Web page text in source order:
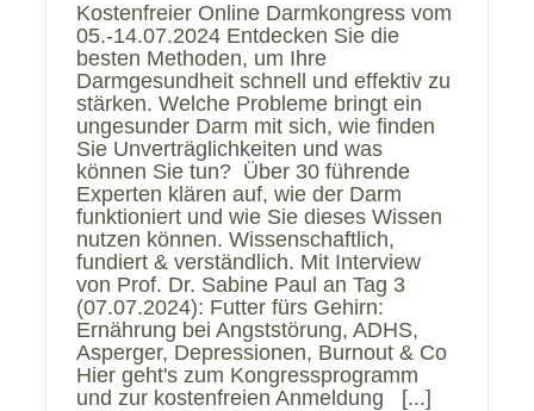
Kostenfreier Online Darmkongress vom
05.-14.07.2024 Entdecken Sie die
besten Methoden, um Ihre
Darmgesundheit schnell und effektiv zu
stärken. Welche Probleme bringt ein
ungesunder Darm mit sich, wie finden
Sie Unverträglichkeiten und was
können Sie tun? Über 30 führende
Experten klären auf, wie der Darm
funktioniert und wie Sie dieses Wissen
nutzen können. Wissenschaftlich,
fundiert & verständlich. Mit Interview
von Prof. Dr. Sabine Paul an Tag 3
(07.07.2024): Futter fürs Gehirn:
Ernährung bei Angststörung, ADHS,
Asperger, Depressionen, Burnout & Co
Hier geht's zum Kongressprogramm
und zur kostenfreien Anmeldung [...]